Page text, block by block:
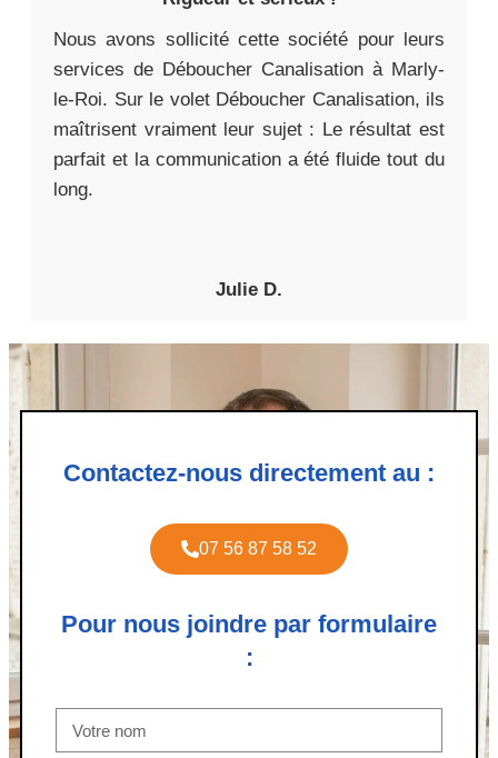
Nous avons sollicité cette société pour leurs
services de Déboucher Canalisation à Marly-
le-Roi. Sur le volet Déboucher Canalisation, ils
maîtrisent vraiment leur sujet : Le résultat est
parfait et la communication a été fluide tout du
long.
Julie D.
Contactez-nous directement au :
07 56 87 58 52
Pour nous joindre par formulaire
: